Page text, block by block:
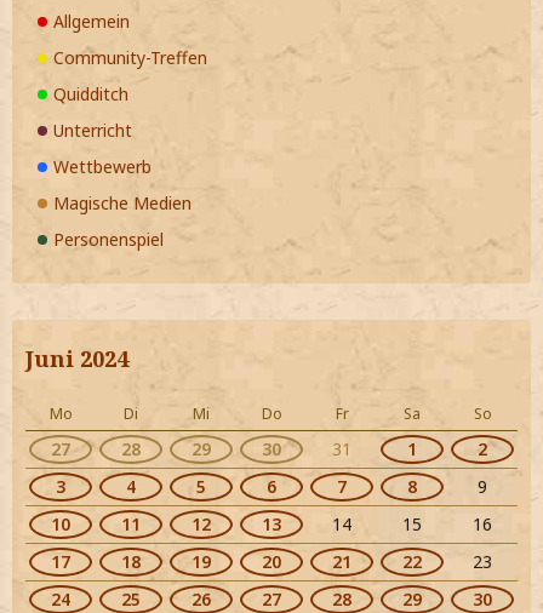
Allgemein
Community-Treffen
Quidditch
Unterricht
Wettbewerb
Magische Medien
Personenspiel
Juni 2024
Mo Di Mi Do Fr Sa So
27 28 29 30 31 1
2
3
4 5 6 7 8
9
10
11 12 13 14 15
16
17
18 19 20 21 22
23
24
25 26 27 28 29 30